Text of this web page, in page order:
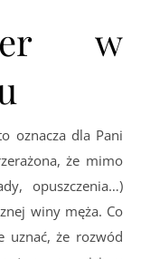
w
oznacza dla Pani
że mimo
opuszczenia…)
winy męża. Co
uznać, że rozwód